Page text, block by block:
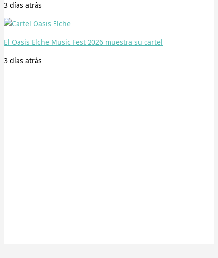
3 días atrás
El Oasis Elche Music Fest 2026 muestra su cartel
3 días atrás